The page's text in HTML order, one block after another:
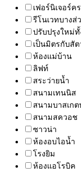
เฟอร์นิเจอร์ค
รีโนเวทบางส่
ปรับปรุงใหม่
เป็นมิตรกับสัต
ห้องแม่บ้าน
ลิฟท์
สระว่ายน้ำ
สนามเทนนิส
สนามบาสเกต
สนามสควอช
ซาวน่า
ห้องอบไอน้ำ
โรงยิม
ห้องแอโรบิค